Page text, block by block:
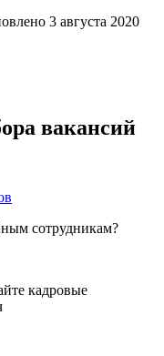
3 августа 2020
вакансий
сотрудникам?
кадровые